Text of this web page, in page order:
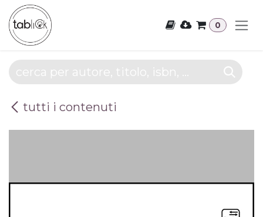
Passa al contenuto
0
tutti i contenuti